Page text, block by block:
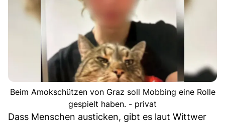
Beim Amokschützen von Graz soll Mobbing eine Rolle
gespielt haben. - privat
Dass Menschen austicken, gibt es laut Wittwer